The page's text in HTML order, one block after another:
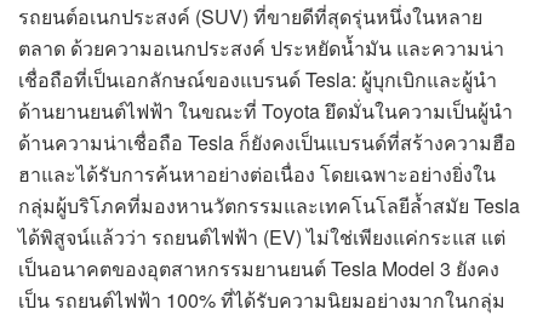
รถยนต์อเนกประสงค์ (SUV) ที่ขายดีที่สุดรุ่นหนึ่งในหลาย
ตลาด ด้วยความอเนกประสงค์ ประหยัดน้ำมัน และความน่า
เชื่อถือที่เป็นเอกลักษณ์ของแบรนด์ Tesla: ผู้บุกเบิกและผู้นำ
ด้านยานยนต์ไฟฟ้า ในขณะที่ Toyota ยึดมั่นในความเป็นผู้นำ
ด้านความน่าเชื่อถือ Tesla ก็ยังคงเป็นแบรนด์ที่สร้างความฮือ
ฮาและได้รับการค้นหาอย่างต่อเนื่อง โดยเฉพาะอย่างยิ่งใน
กลุ่มผู้บริโภคที่มองหานวัตกรรมและเทคโนโลยีล้ำสมัย Tesla
ได้พิสูจน์แล้วว่า รถยนต์ไฟฟ้า (EV) ไม่ใช่เพียงแค่กระแส แต่
เป็นอนาคตของอุตสาหกรรมยานยนต์ Tesla Model 3 ยังคง
เป็น รถยนต์ไฟฟ้า 100% ที่ได้รับความนิยมอย่างมากในกลุ่ม